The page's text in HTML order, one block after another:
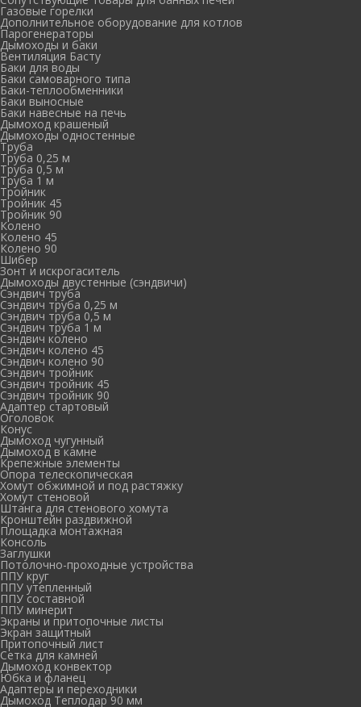
Газовые горелки
Дополнительное оборудование для котлов
Парогенераторы
Дымоходы и баки
Вентиляция Басту
Баки для воды
Баки самоварного типа
Баки-теплообменники
Баки выносные
Баки навесные на печь
Дымоход крашеный
Дымоходы одностенные
Труба
Труба 0,25 м
Труба 0,5 м
Труба 1 м
Тройник
Тройник 45
Тройник 90
Колено
Колено 45
Колено 90
Шибер
Зонт и искрогаситель
Дымоходы двустенные (сэндвичи)
Сэндвич труба
Сэндвич труба 0,25 м
Сэндвич труба 0,5 м
Сэндвич труба 1 м
Сэндвич колено
Сэндвич колено 45
Сэндвич колено 90
Сэндвич тройник
Сэндвич тройник 45
Сэндвич тройник 90
Адаптер стартовый
Оголовок
Конус
Дымоход чугунный
Дымоход в камне
Крепежные элементы
Опора телескопическая
Хомут обжимной и под растяжку
Хомут стеновой
Штанга для стенового хомута
Кронштейн раздвижной
Площадка монтажная
Консоль
Заглушки
Потолочно-проходные устройства
ППУ круг
ППУ утепленный
ППУ составной
ППУ минерит
Экраны и притопочные листы
Экран защитный
Притопочный лист
Сетка для камней
Дымоход конвектор
Юбка и фланец
Адаптеры и переходники
Дымоход Теплодар 90 мм